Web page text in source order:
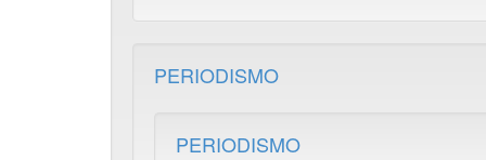
PERIODISMO
PERIODISMO